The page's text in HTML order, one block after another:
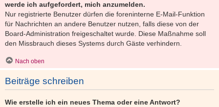
werde ich aufgefordert, mich anzumelden.
Nur registrierte Benutzer dürfen die foreninterne E-Mail-Funktion
für Nachrichten an andere Benutzer nutzen, falls diese von der
Board-Administration freigeschaltet wurde. Diese Maßnahme soll
den Missbrauch dieses Systems durch Gäste verhindern.
Nach oben
Beiträge schreiben
Wie erstelle ich ein neues Thema oder eine Antwort?